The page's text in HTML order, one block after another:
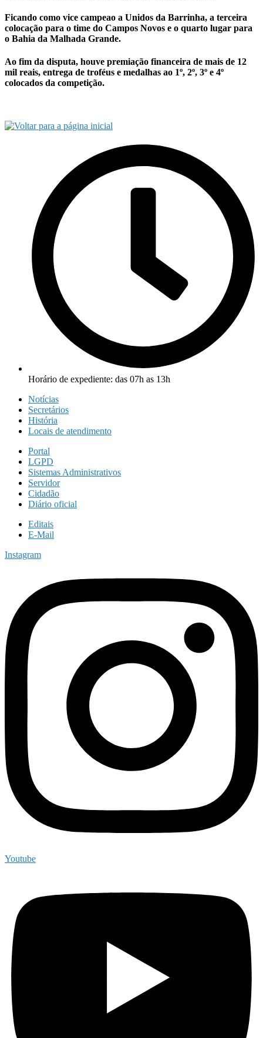
Ficando como vice campeao a Unidos da Barrinha, a terceira
colocação para o time do Campos Novos e o quarto lugar para
o Bahia da Malhada Grande.
Ao fim da disputa, houve premiação financeira de mais de 12
mil reais, entrega de troféus e medalhas ao 1º, 2º, 3º e 4º
colocados da competição.
Horário de expediente: das 07h as 13h
Notícias
Secretários
História
Locais de atendimento
Portal
LGPD
Sistemas Administrativos
Servidor
Cidadão
Diário oficial
Editais
E-Mail
Instagram
Youtube